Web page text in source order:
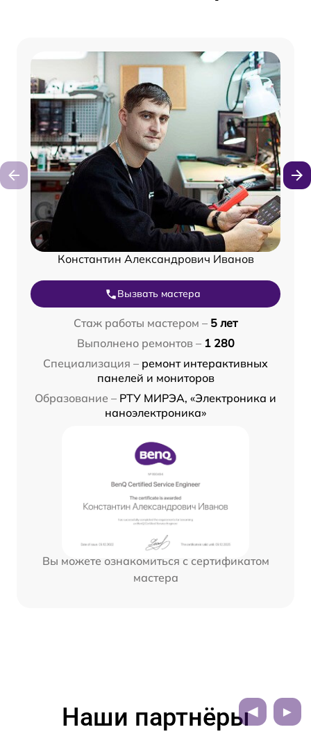
Константин Александрович Иванов
Вызвать мастера
Стаж работы мастером – 5 лет
Выполнено ремонтов – 1 280
Специализация – ремонт интерактивных
панелей и мониторов
Образование – РТУ МИРЭА, «Электроника и
наноэлектроника»
Вы можете ознакомиться с сертификатом
мастера
Наши партнёры